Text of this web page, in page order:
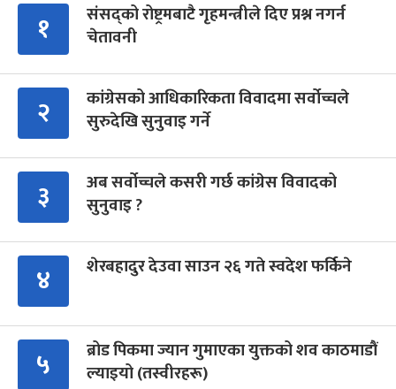
१
संसद्को रोष्ट्रमबाटै गृहमन्त्रीले दिए प्रश्न नगर्न
चेतावनी
२
कांग्रेसको आधिकारिकता विवादमा सर्वोच्चले
सुरुदेखि सुनुवाइ गर्ने
३
अब सर्वोच्चले कसरी गर्छ कांग्रेस विवादको
सुनुवाइ ?
४ शेरबहादुर देउवा साउन २६ गते स्वदेश फर्किने
५
ब्रोड पिकमा ज्यान गुमाएका युक्तको शव काठमाडौं
ल्याइयो (तस्वीरहरू)